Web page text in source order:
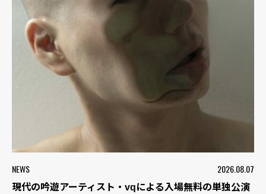
NEWS 2026.08.07
現代の吟遊アーティスト・vqによる入場無料の単独公演